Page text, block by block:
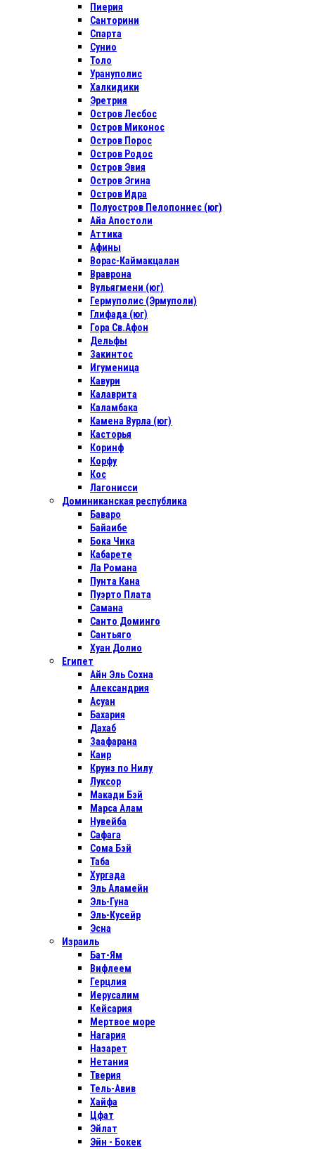
Пиерия
Санторини
Спарта
Сунио
Толо
Урануполис
Халкидики
Эретрия
Остров Лесбос
Остров Миконос
Остров Порос
Остров Родос
Остров Эвия
Остров Эгина
Остров Идра
Полуостров Пелопоннес (юг)
Айа Апостоли
Аттика
Афины
Ворас-Каймакцалан
Враврона
Вульягмени (юг)
Гермуполис (Эрмуполи)
Глифада (юг)
Гора Св.Афон
Дельфы
Закинтос
Игуменица
Кавури
Калаврита
Каламбака
Камена Вурла (юг)
Касторья
Коринф
Корфу
Кос
Лагонисси
Доминиканская республика
Баваро
Байаибе
Бока Чика
Кабарете
Ла Романа
Пунта Кана
Пуэрто Плата
Самана
Санто Доминго
Сантьяго
Хуан Долио
Египет
Айн Эль Сохна
Александрия
Асуан
Бахария
Дахаб
Заафарана
Каир
Круиз по Нилу
Луксор
Макади Бэй
Марса Алам
Нувейба
Сафага
Сома Бэй
Таба
Хургада
Эль Аламейн
Эль-Гуна
Эль-Кусейр
Эсна
Израиль
Бат-Ям
Вифлеем
Герцлия
Иерусалим
Кейсария
Мертвое море
Нагария
Назарет
Нетания
Тверия
Тель-Авив
Хайфа
Цфат
Эйлат
Эйн - Бокек